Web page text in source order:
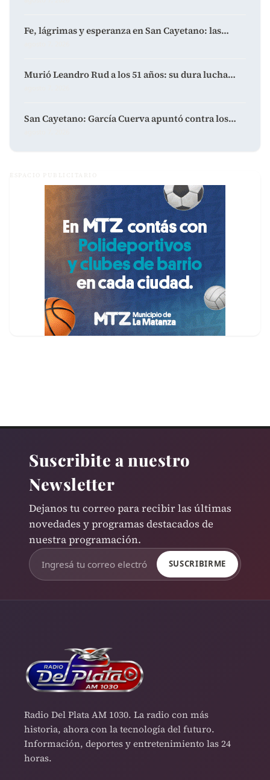
Fe, lágrimas y esperanza en San Cayetano: las…
Murió Leandro Rud a los 51 años: su dura lucha…
San Cayetano: García Cuerva apuntó contra los…
ESPACIO PUBLICITARIO
Suscribite a nuestro
Newsletter
Dejanos tu correo para recibir las últimas
novedades y programas destacados de
nuestra programación.
SUSCRIBIRME
Radio Del Plata AM 1030. La radio con más
historia, ahora con la tecnología del futuro.
Información, deportes y entretenimiento las 24
horas.